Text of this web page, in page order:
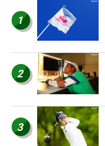
1
2
3